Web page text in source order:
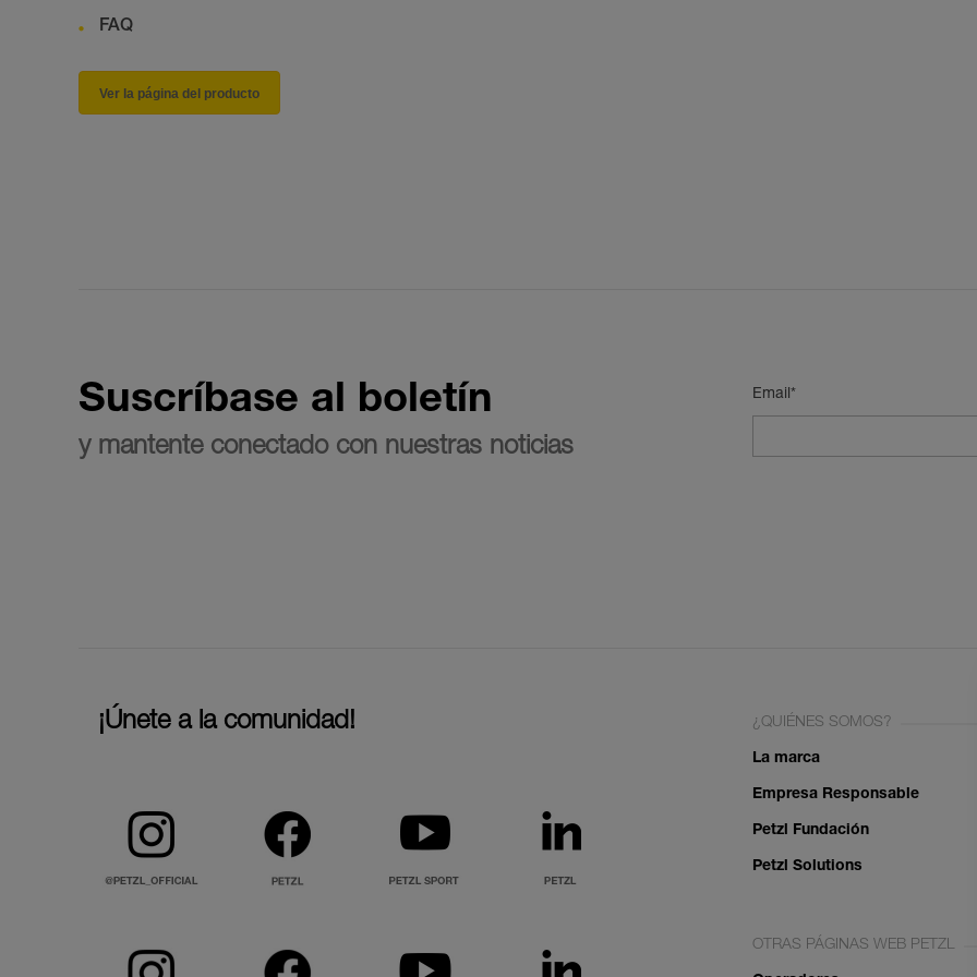
FAQ
Ver la página del producto
Suscríbase al boletín
y mantente conectado con nuestras noticias
Email*
¡Únete a la comunidad! ¿QUIÉNES SOMOS?
La marca
Empresa Responsable
Petzl Fundación
Petzl Solutions
OTRAS PÁGINAS WEB PETZL